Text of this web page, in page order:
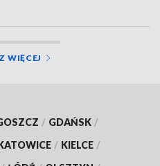
WIĘCEJ
/ GDAŃSK /
/ KIELCE /